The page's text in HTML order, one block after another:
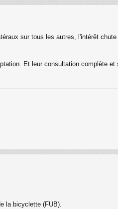
sur tous les autres, l'intérêt
Et leur consultation complète
la bicyclette (FUB).